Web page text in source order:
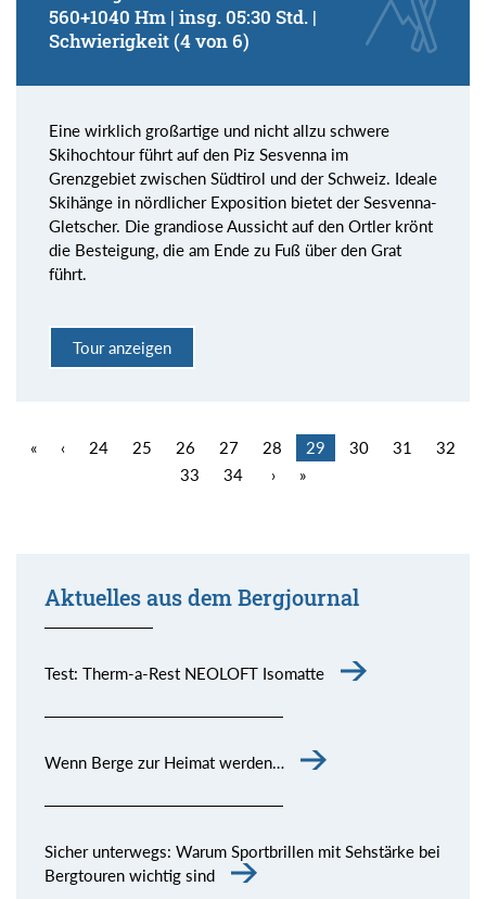
560+1040 Hm | insg. 05:30 Std. |
Schwierigkeit (4 von 6)
Eine wirklich großartige und nicht allzu schwere
Skihochtour führt auf den Piz Sesvenna im
Grenzgebiet zwischen Südtirol und der Schweiz. Ideale
Skihänge in nördlicher Exposition bietet der Sesvenna-
Gletscher. Die grandiose Aussicht auf den Ortler krönt
die Besteigung, die am Ende zu Fuß über den Grat
führt.
Tour anzeigen
« ‹ 24 25 26 27 28 29 30 31
32
33
34 › »
Aktuelles aus dem Bergjournal
Test: Therm-a-Rest NEOLOFT Isomatte
Wenn Berge zur Heimat werden…
Sicher unterwegs: Warum Sportbrillen mit Sehstärke bei
Bergtouren wichtig sind